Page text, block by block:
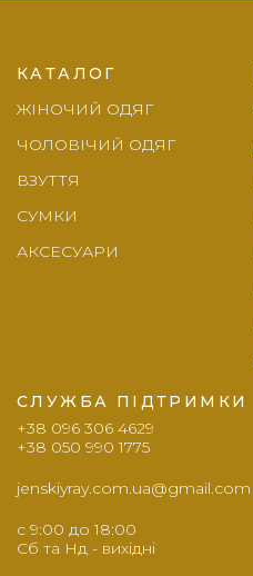
СЛУЖБА ПІДТРИМКИ
+38 096 306 4629
+38 050 990 1775
jenskiyray.com.ua@gmail.com
c 9:00 до 18:00
Сб та Нд - вихідні
КАТАЛОГ
ЖІНОЧИЙ ОДЯГ
ЧОЛОВІЧИЙ ОДЯГ
ВЗУТТЯ
СУМКИ
АКСЕСУАРИ